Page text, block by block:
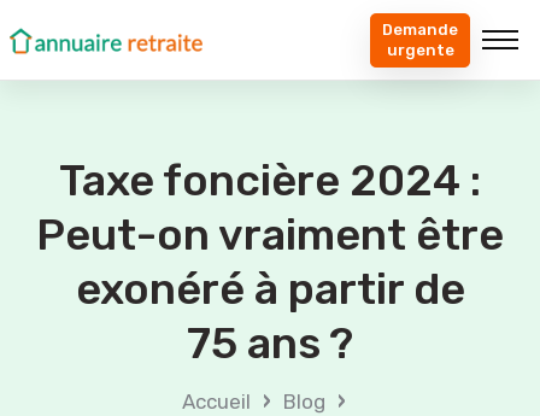
Demande
urgente
Taxe foncière 2024 :
Peut-on vraiment être
exonéré à partir de
75 ans ?
Accueil › Blog ›